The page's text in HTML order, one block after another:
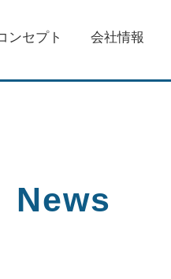
ンセプト 会社情報
News